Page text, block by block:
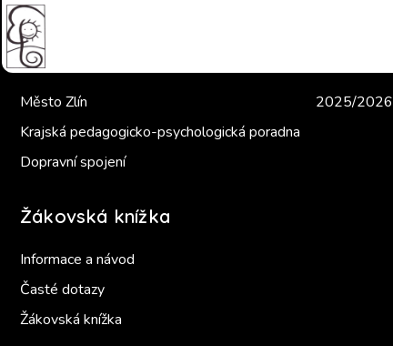
Užitečné odkazy
Město Zlín
Krajská pedagogicko-psychologická poradna
Dopravní spojení
Žákovská knížka
Informace a návod
Časté dotazy
Žákovská knížka
2025/2026